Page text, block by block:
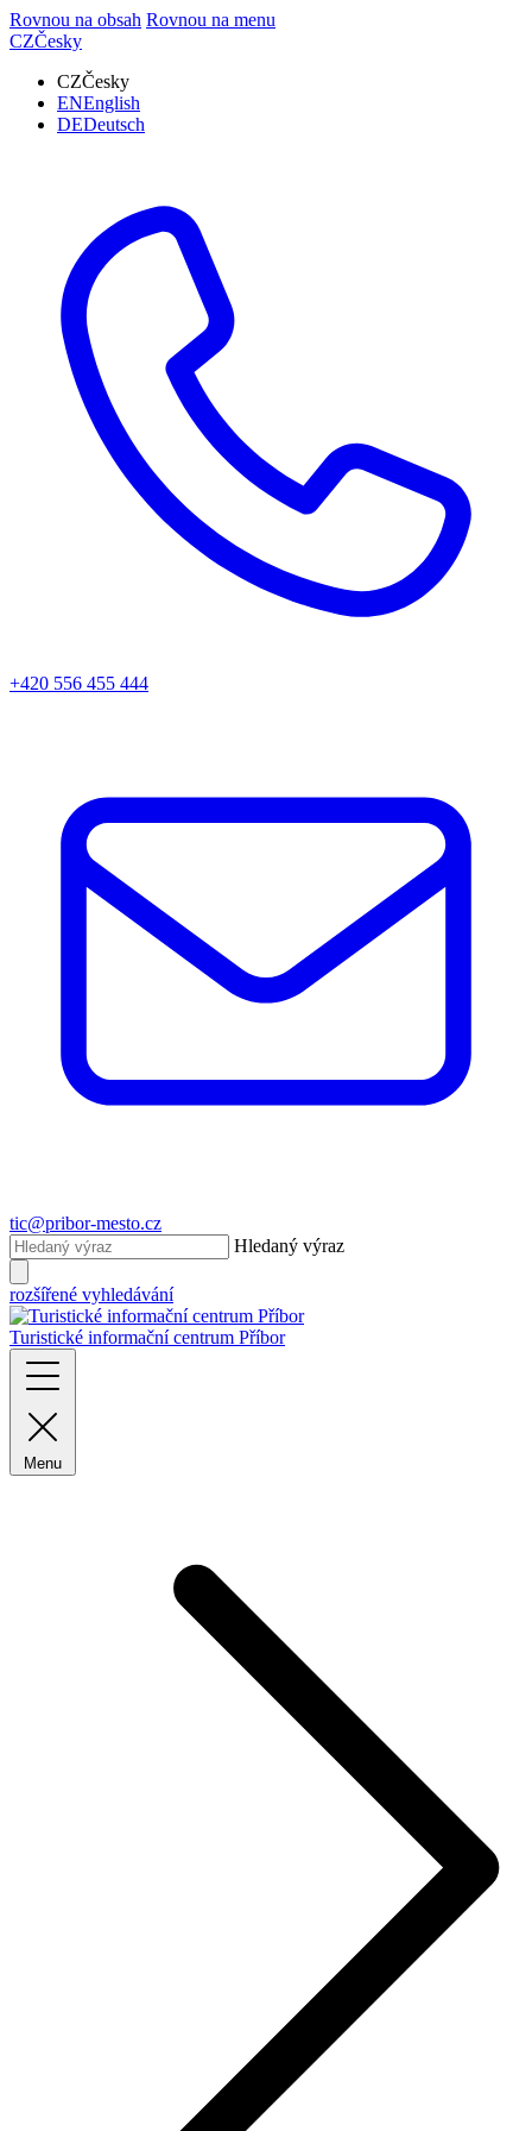
Rovnou na obsah Rovnou na menu
CZČesky
CZČesky
ENEnglish
DEDeutsch
+420 556 455 444
tic@pribor-mesto.cz
Hledaný výraz
rozšířené vyhledávání
Turistické informační centrum Příbor
Menu